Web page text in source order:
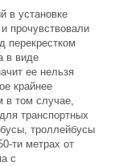
в установке
прочувствовали
перекрестком
в виде
ее нельзя
крайнее
в том случае,
транспортных
троллейбусы
ти метрах от
с